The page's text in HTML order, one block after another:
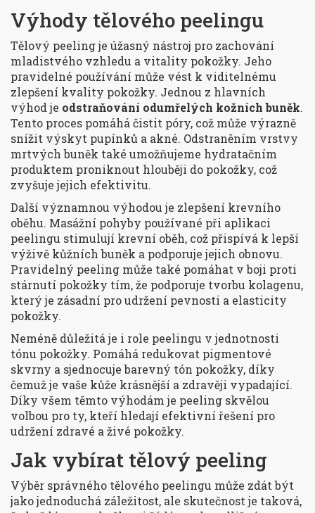
Výhody tělového peelingu
Tělový peeling je úžasný nástroj pro zachování
mladistvého vzhledu a vitality pokožky. Jeho
pravidelné používání může vést k viditelnému
zlepšení kvality pokožky. Jednou z hlavních
výhod je odstraňování odumřelých kožních buněk.
Tento proces pomáhá čistit póry, což může výrazně
snížit výskyt pupínků a akné. Odstraněním vrstvy
mrtvých buněk také umožňujeme hydratačním
produktem proniknout hlouběji do pokožky, což
zvyšuje jejich efektivitu.
Další významnou výhodou je zlepšení krevního
oběhu. Masážní pohyby používané při aplikaci
peelingu stimulují krevní oběh, což přispívá k lepší
výživě kůžních buněk a podporuje jejich obnovu.
Pravidelný peeling může také pomáhat v boji proti
stárnutí pokožky tím, že podporuje tvorbu kolagenu,
který je zásadní pro udržení pevnosti a elasticity
pokožky.
Neméně důležitá je i role peelingu v jednotnosti
tónu pokožky. Pomáhá redukovat pigmentové
skvrny a sjednocuje barevný tón pokožky, díky
čemuž je vaše kůže krásnější a zdravěji vypadající.
Díky všem těmto výhodám je peeling skvělou
volbou pro ty, kteří hledají efektivní řešení pro
udržení zdravé a živé pokožky.
Jak vybírat tělový peeling
Výběr správného tělového peelingu může zdát být
jako jednoduchá záležitost, ale skutečnost je taková,